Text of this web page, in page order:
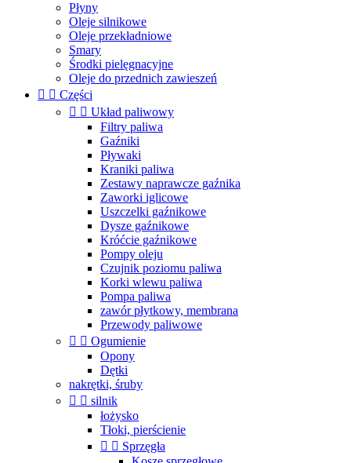
Płyny
Oleje silnikowe
Oleje przekładniowe
Smary
Środki pielęgnacyjne
Oleje do przednich zawieszeń
  Części
  Układ paliwowy
Filtry paliwa
Gaźniki
Pływaki
Kraniki paliwa
Zestawy naprawcze gaźnika
Zaworki iglicowe
Uszczelki gaźnikowe
Dysze gaźnikowe
Króćcie gaźnikowe
Pompy oleju
Czujnik poziomu paliwa
Korki wlewu paliwa
Pompa paliwa
zawór płytkowy, membrana
Przewody paliwowe
  Ogumienie
Opony
Dętki
nakrętki, śruby
  silnik
łożysko
Tłoki, pierścienie
  Sprzęgła